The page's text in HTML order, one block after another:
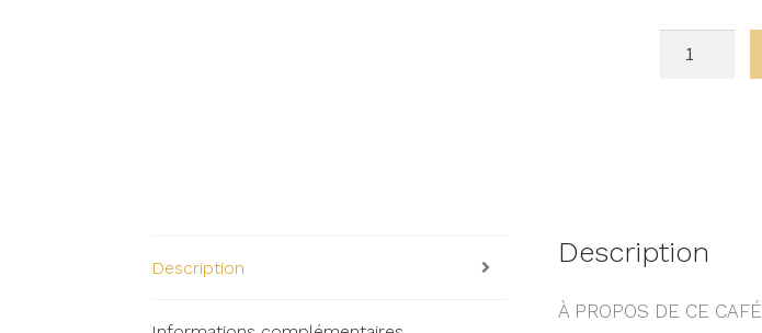
Description Description
À PROPOS DE CE CAFÉ